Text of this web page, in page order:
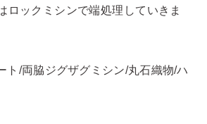
ロックミシンで端処理していきま